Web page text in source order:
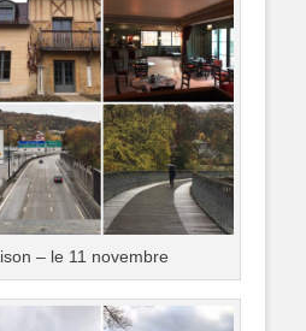
– le 11 novembre